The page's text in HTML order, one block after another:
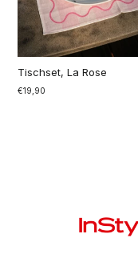
Tischset, La Rose
€19,90